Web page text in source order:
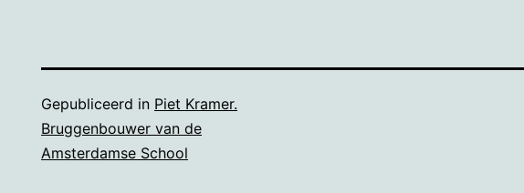
Gepubliceerd in Piet Kramer.
Bruggenbouwer van de
Amsterdamse School